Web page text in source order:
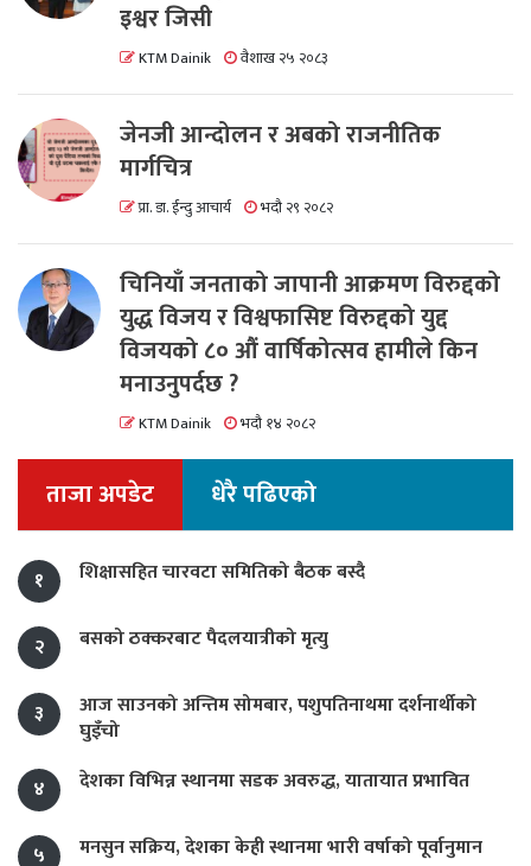
इश्वर जिसी
KTM Dainik वैशाख २५ २०८३
जेनजी आन्दोलन र अबको राजनीतिक
मार्गचित्र
प्रा. डा. ईन्दु आचार्य भदौ २९ २०८२
चिनियाँ जनताको जापानी आक्रमण विरुद्दको
युद्ध विजय र विश्वफासिष्ट विरुद्दको युद्द
विजयको ८० औं वार्षिकोत्सव हामीले किन
मनाउनुपर्दछ ?
KTM Dainik भदौ १४ २०८२
ताजा अपडेट धेरै पढिएको
१ शिक्षासहित चारवटा समितिको बैठक बस्दै
२ बसको ठक्करबाट पैदलयात्रीको मृत्यु
३
आज साउनको अन्तिम सोमबार, पशुपतिनाथमा दर्शनार्थीको
घुइँचो
४
देशका विभिन्न स्थानमा सडक अवरुद्ध, यातायात प्रभावित
५ मनसुन सक्रिय, देशका केही स्थानमा भारी वर्षाको पूर्वानुमान